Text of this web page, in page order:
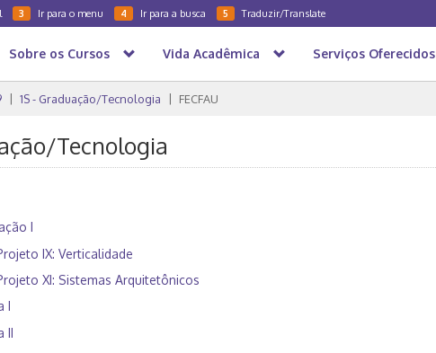
3 Ir para o menu 4 Ir para a busca 5 Traduzir/Translate
Sobre os Cursos Vida Acadêmica Serviços Oferecidos
1S - Graduação/Tecnologia FECFAU
Tecnologia
I
IX: Verticalidade
XI: Sistemas Arquitetônicos
I
II